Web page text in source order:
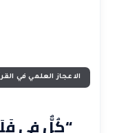
الاعجاز العلمي في
“كُلٌّ فِي